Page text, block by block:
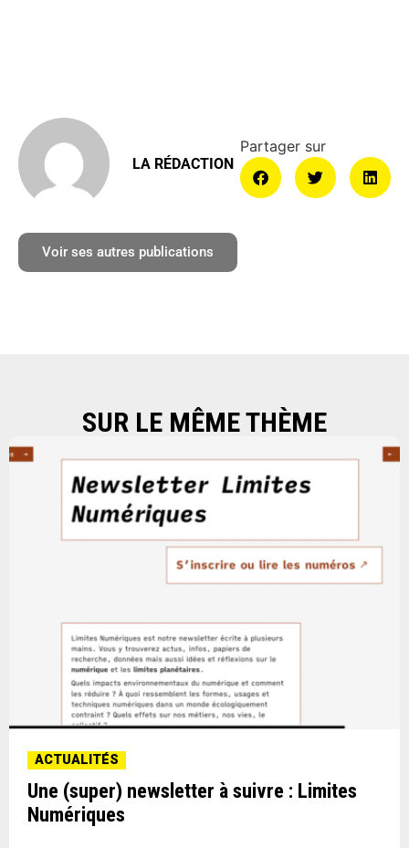
LA RÉDACTION
Voir ses autres publications
SUR LE MÊME THÈME
ACTUALITÉS
Une (super) newsletter à suivre : Limites
Numériques